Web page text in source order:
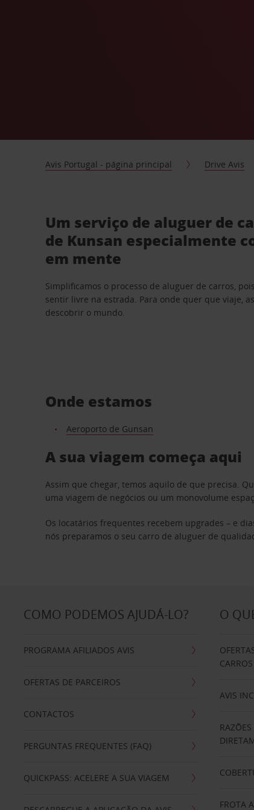
Avis Portugal - página principal Drive Avis
Um serviço de aluguer de
de Kunsan especialmente
em mente
Simplificamos o processo de aluguer de carros,
sentir livre na estrada. Para onde quer que viaje,
descobrir o mundo.
Onde estamos
Aeroporto de Gunsan
A sua viagem começa aqui
Assim que chegar, temos aquilo de que precisa.
uma viagem de negócios ou um monovolume
Os locatários frequentes recebem upgrades – e
nós preparamos o seu carro de aluguer de
COMO PODEMOS AJUDÁ-LO?
PROGRAMA AFILIADOS AVIS
OFERTAS DE PARCEIROS
CONTACTOS
PERGUNTAS FREQUENTES (FAQ)
QUICKPASS: ACELERE A SUA VIAGEM
O
CARROS
AVIS
FROTA